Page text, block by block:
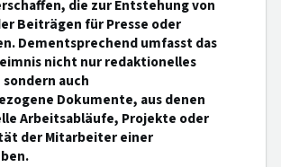
die zur Entstehung von
Beiträgen für Presse oder
Dementsprechend umfasst das
nicht nur redaktionelles
auch
Dokumente, aus denen
Arbeitsabläufe, Projekte oder
der Mitarbeiter einer